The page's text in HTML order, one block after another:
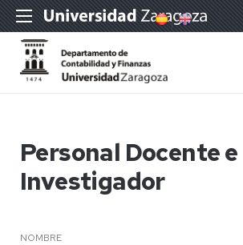
Personal Docente e
Investigador
NOMBRE